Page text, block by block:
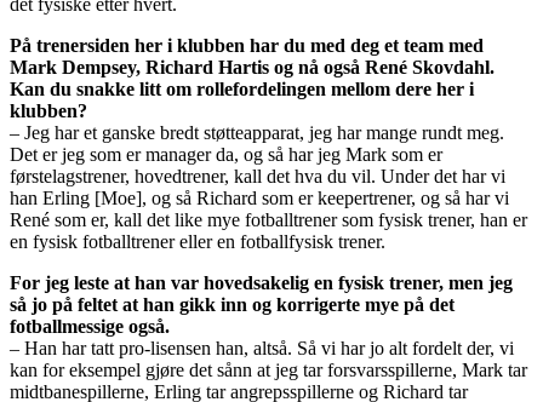
På trenersiden her i klubben har du med deg et team med
Mark Dempsey, Richard Hartis og nå også René Skovdahl.
Kan du snakke litt om rollefordelingen mellom dere her i
klubben?
– Jeg har et ganske bredt støtteapparat, jeg har mange rundt meg.
Det er jeg som er manager da, og så har jeg Mark som er
førstelagstrener, hovedtrener, kall det hva du vil. Under det har vi
han Erling [Moe], og så Richard som er keepertrener, og så har vi
René som er, kall det like mye fotballtrener som fysisk trener, han er
en fysisk fotballtrener eller en fotballfysisk trener.
For jeg leste at han var hovedsakelig en fysisk trener, men jeg
så jo på feltet at han gikk inn og korrigerte mye på det
fotballmessige også.
– Han har tatt pro-lisensen han, altså. Så vi har jo alt fordelt der, vi
kan for eksempel gjøre det sånn at jeg tar forsvarsspillerne, Mark tar
midtbanespillerne, Erling tar angrepsspillerne og Richard tar